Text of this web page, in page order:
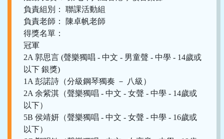
負責組別： 聯課活動組
負責老師： 陳卓帆老師
得獎名單：
冠軍
2A 郭思言 (聲樂獨唱 - 中文 - 男童聲 - 中學 - 14歲或
以下 銀獎)
1A 彭諾詩（分級鋼琴獨奏 － 八級）
2A 余紫淇（聲樂獨唱 - 中文 - 女聲 - 中學 - 14歲或
以下）
5B 侯靖妍（聲樂獨唱 - 中文 - 女聲 - 中學 - 16歲或
以下）